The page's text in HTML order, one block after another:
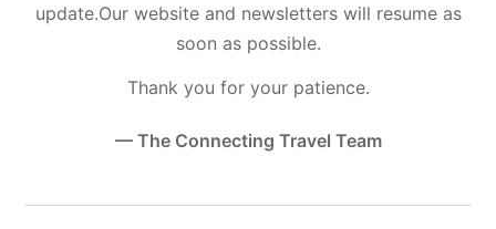
update.Our website and newsletters will resume as
soon as possible.
Thank you for your patience.
— The Connecting Travel Team